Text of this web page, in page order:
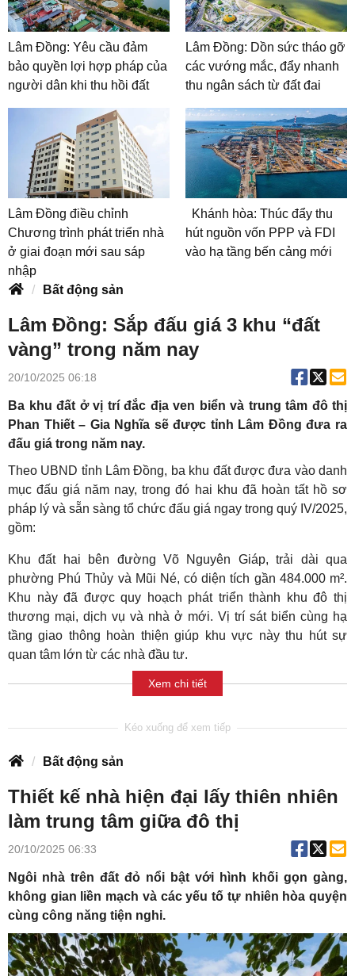
Lâm Đồng: Yêu cầu đảm
bảo quyền lợi hợp pháp của
người dân khi thu hồi đất
Lâm Đồng: Dồn sức tháo gỡ
các vướng mắc, đẩy nhanh
thu ngân sách từ đất đai
Lâm Đồng điều chỉnh
Chương trình phát triển nhà
ở giai đoạn mới sau sáp
nhập
Khánh hòa: Thúc đẩy thu
hút nguồn vốn PPP và FDI
vào hạ tầng bến cảng mới
Bất động sản
Lâm Đồng: Sắp đấu giá 3 khu “đất
vàng” trong năm nay
20/10/2025 06:18
Ba khu đất ở vị trí đắc địa ven biển và trung tâm đô thị
Phan Thiết – Gia Nghĩa sẽ được tỉnh Lâm Đồng đưa ra
đấu giá trong năm nay.
Theo UBND tỉnh Lâm Đồng, ba khu đất được đưa vào danh
mục đấu giá năm nay, trong đó hai khu đã hoàn tất hồ sơ
pháp lý và sẵn sàng tổ chức đấu giá ngay trong quý IV/2025,
gồm:
Khu đất hai bên đường Võ Nguyên Giáp, trải dài qua
phường Phú Thủy và Mũi Né, có diện tích gần 484.000 m².
Khu này đã được quy hoạch phát triển thành khu đô thị
thương mại, dịch vụ và nhà ở mới. Vị trí sát biển cùng hạ
tầng giao thông hoàn thiện giúp khu vực này thu hút sự
quan tâm lớn từ các nhà đầu tư.
Xem chi tiết
Bất động sản
Thiết kế nhà hiện đại lấy thiên nhiên
làm trung tâm giữa đô thị
20/10/2025 06:33
Ngôi nhà trên đất đỏ nổi bật với hình khối gọn gàng,
không gian liền mạch và các yếu tố tự nhiên hòa quyện
cùng công năng tiện nghi.